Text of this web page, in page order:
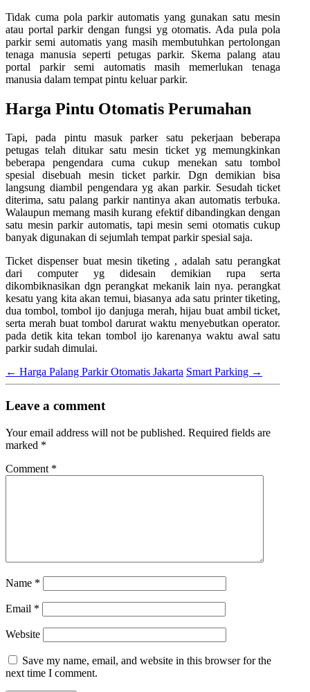
Tidak cuma pola parkir automatis yang gunakan satu mesin
atau portal parkir dengan fungsi yg otomatis. Ada pula pola
parkir semi automatis yang masih membutuhkan pertolongan
tenaga manusia seperti petugas parkir. Skema palang atau
portal parkir semi automatis masih memerlukan tenaga
manusia dalam tempat pintu keluar parkir.
Harga Pintu Otomatis Perumahan
Tapi, pada pintu masuk parker satu pekerjaan beberapa
petugas telah ditukar satu mesin ticket yg memungkinkan
beberapa pengendara cuma cukup menekan satu tombol
spesial disebuah mesin ticket parkir. Dgn demikian bisa
langsung diambil pengendara yg akan parkir. Sesudah ticket
diterima, satu palang parkir nantinya akan automatis terbuka.
Walaupun memang masih kurang efektif dibandingkan dengan
satu mesin parkir automatis, tapi mesin semi otomatis cukup
banyak digunakan di sejumlah tempat parkir spesial saja.
Ticket dispenser buat mesin tiketing , adalah satu perangkat
dari computer yg didesain demikian rupa serta
dikombiknasikan dgn perangkat mekanik lain nya. perangkat
kesatu yang kita akan temui, biasanya ada satu printer tiketing,
dua tombol, tombol ijo danjuga merah, hijau buat ambil ticket,
serta merah buat tombol darurat waktu menyebutkan operator.
pada detik kita tekan tombol ijo karenanya waktu awal satu
parkir sudah dimulai.
← Harga Palang Parkir Otomatis Jakarta Smart Parking →
Leave a comment
Your email address will not be published. Required fields are
marked *
Comment *
Name *
Email *
Website
Save my name, email, and website in this browser for the
next time I comment.